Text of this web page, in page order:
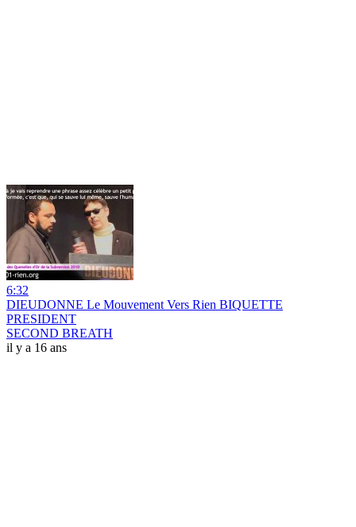
6:32
DIEUDONNE Le Mouvement Vers Rien BIQUETTE
PRESIDENT
SECOND BREATH
il y a 16 ans